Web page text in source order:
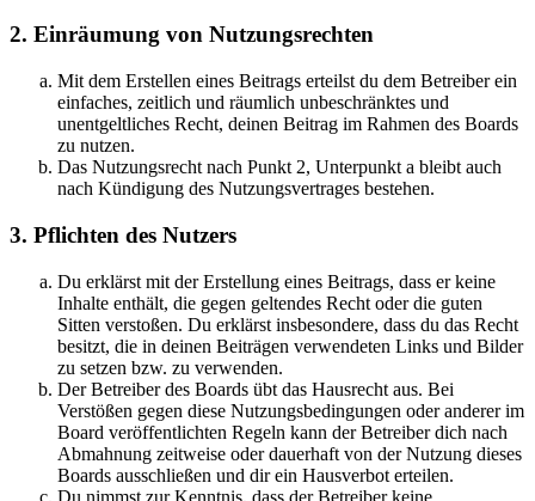
2. Einräumung von Nutzungsrechten
Mit dem Erstellen eines Beitrags erteilst du dem Betreiber ein
einfaches, zeitlich und räumlich unbeschränktes und
unentgeltliches Recht, deinen Beitrag im Rahmen des Boards
zu nutzen.
Das Nutzungsrecht nach Punkt 2, Unterpunkt a bleibt auch
nach Kündigung des Nutzungsvertrages bestehen.
3. Pflichten des Nutzers
Du erklärst mit der Erstellung eines Beitrags, dass er keine
Inhalte enthält, die gegen geltendes Recht oder die guten
Sitten verstoßen. Du erklärst insbesondere, dass du das Recht
besitzt, die in deinen Beiträgen verwendeten Links und Bilder
zu setzen bzw. zu verwenden.
Der Betreiber des Boards übt das Hausrecht aus. Bei
Verstößen gegen diese Nutzungsbedingungen oder anderer im
Board veröffentlichten Regeln kann der Betreiber dich nach
Abmahnung zeitweise oder dauerhaft von der Nutzung dieses
Boards ausschließen und dir ein Hausverbot erteilen.
Du nimmst zur Kenntnis, dass der Betreiber keine